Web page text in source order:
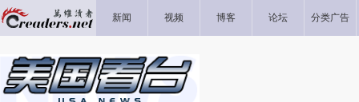
新闻 视频 博客 论坛 分类广告